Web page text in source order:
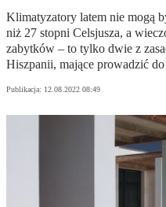
Klimatyzatory latem nie mogą
niż 27 stopni Celsjusza, a
zabytków – to tylko dwie z
Hiszpanii, mające prowadzić do
Publikacja: 12.08.2022 08:49